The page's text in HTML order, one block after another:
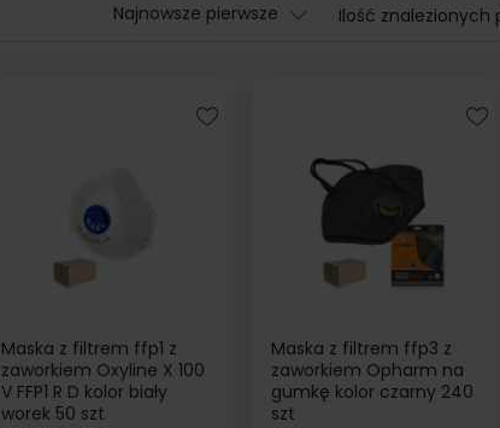
Najnowsze pierwsze Ilość znalezionych
Maska z filtrem ffp1 z
zaworkiem Oxyline X 100
V FFP1 R D kolor biały
worek 50 szt
Maska z filtrem ffp3 z
zaworkiem Opharm na
gumkę kolor czarny 240
szt